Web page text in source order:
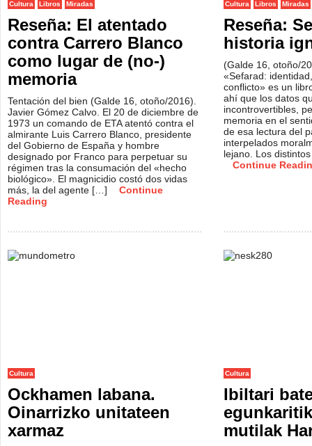
Cultura Libros Miradas
Reseña: El atentado
contra Carrero Blanco
como lugar de (no-)
memoria
Tentación del bien (Galde 16, otoño/2016).
Javier Gómez Calvo. El 20 de diciembre de
1973 un comando de ETA atentó contra el
almirante Luis Carrero Blanco, presidente
del Gobierno de España y hombre
designado por Franco para perpetuar su
régimen tras la consumación del «hecho
biológico». El magnicidio costó dos vidas
más, la del agente […]
Continue
Reading
Cultura Libros Miradas
Reseña:
historia
(Galde 16, otoño/
«Sefarad:
conflicto» es un
ahí que los datos
incontrovertibles,
memoria en el
de esa lectura del
interpelados
lejano. Los
Continue
Cultura
Ockhamen labana.
Oinarrizko unitateen
xarmaz
Cultura
Ibiltari
mutilak